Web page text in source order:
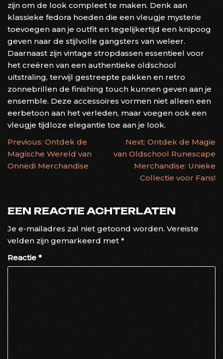
zijn om de look compleet te maken. Denk aan
klassieke fedora hoeden die een vleugje mysterie
toevoegen aan je outfit en tegelijkertijd een knipoog
geven naar de stijlvolle gangsters van weleer.
Daarnaast zijn vintage stropdassen essentieel voor
het creëren van een authentieke oldschool
uitstraling, terwijl gestreepte pakken en retro
zonnebrillen de finishing touch kunnen geven aan je
ensemble. Deze accessoires vormen niet alleen een
eerbetoon aan het verleden, maar voegen ook een
vleugje tijdloze elegantie toe aan je look.
BERICHTNAVIGATIE
Previous: Ontdek de
Magische Wereld van
Onnedi Merchandise
Next: Ontdek de Magie
van Oldschool Runescape
Merchandise: Unieke
Collectie voor Fans!
EEN REACTIE ACHTERLATEN
Je e-mailadres zal niet getoond worden. Vereiste
velden zijn gemarkeerd met *
Reactie *